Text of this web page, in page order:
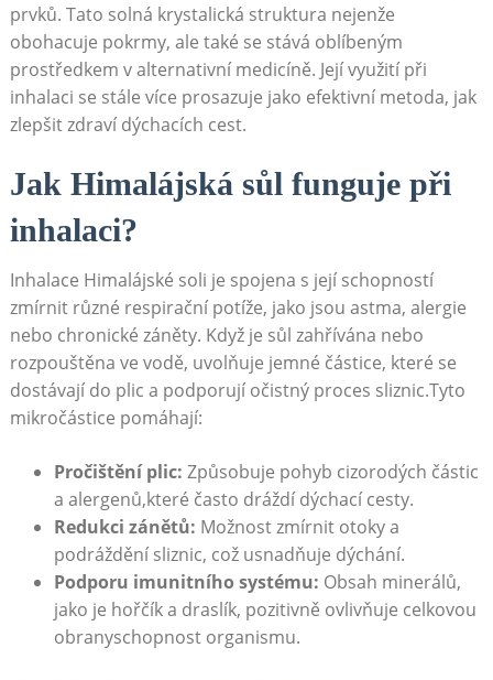
prvků. Tato ​solná krystalická struktura nejenže
obohacuje pokrmy, ale také se stává oblíbeným
prostředkem v alternativní medicíně. Její využití při
inhalaci se stále více ⁣prosazuje‌ jako efektivní metoda, jak
zlepšit zdraví dýchacích cest.
Jak‍ Himalájská‌ sůl funguje při
inhalaci?
Inhalace⁢ Himalájské soli ​je spojena⁤ s její schopností
zmírnit různé respirační potíže, jako jsou​ astma, alergie
nebo chronické záněty.‍ Když je sůl zahřívána nebo
rozpouštěna ⁤ve ⁤vodě, uvolňuje jemné částice, které se
dostávají do plic a podporují očistný proces sliznic.Tyto
mikročástice pomáhají:
Pročištění plic: Způsobuje pohyb cizorodých částic
a alergenů,které často dráždí dýchací cesty.
Redukci zánětů: Možnost zmírnit⁢ otoky a
podráždění sliznic, což usnadňuje dýchání.
Podporu imunitního ⁣systému: Obsah minerálů,
jako je hořčík a draslík, pozitivně ovlivňuje ⁤celkovou
obranyschopnost organismu.